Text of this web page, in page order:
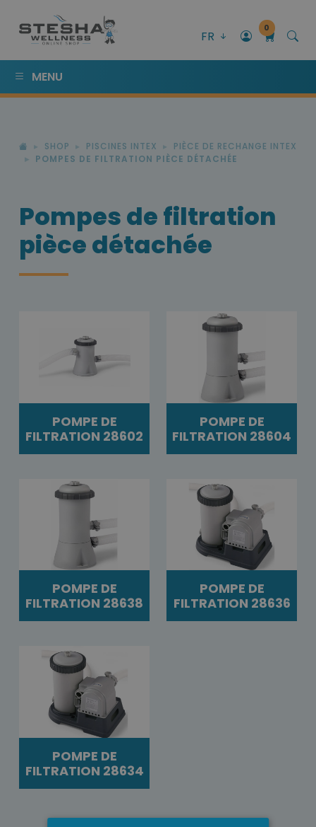
FR
0
MENU
SHOP PISCINES INTEX
PIÈCE DE RECHANGE INTEX
POMPES DE FILTRATION PIÈCE DÉTACHÉE
Pompes de filtration
pièce détachée
POMPE DE
FILTRATION 28602
POMPE DE
FILTRATION 28604
POMPE DE
FILTRATION 28638
POMPE DE
FILTRATION 28636
POMPE DE
FILTRATION 28634